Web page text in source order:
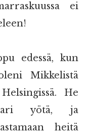
ei
edessä, kun
Mikkelistä
He
yötä, ja
heitä